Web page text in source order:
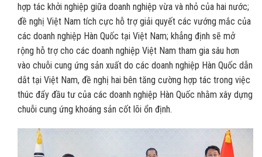
hợp tác khởi nghiệp giữa doanh nghiệp vừa và nhỏ của hai nước;
đề nghị Việt Nam tích cực hỗ trợ giải quyết các vướng mắc của
các doanh nghiệp Hàn Quốc tại Việt Nam; khẳng định sẽ mở
rộng hỗ trợ cho các doanh nghiệp Việt Nam tham gia sâu hơn
vào chuỗi cung ứng sản xuất do các doanh nghiệp Hàn Quốc dẫn
dắt tại Việt Nam, đề nghị hai bên tăng cường hợp tác trong việc
thúc đẩy đầu tư của các doanh nghiệp Hàn Quốc nhằm xây dựng
chuỗi cung ứng khoáng sản cốt lõi ổn định.